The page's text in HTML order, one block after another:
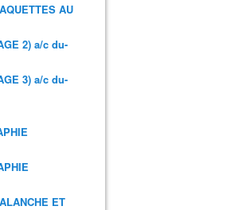
AU
2) a/c du-
3) a/c du-
ET